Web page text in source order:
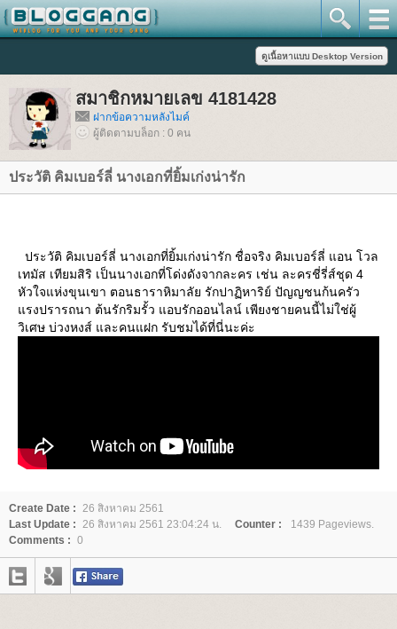
สมาชิกหมายเลข 4181428
ฝากข้อความหลังไมค์
ผู้ติดตามบล็อก : 0 คน
ประวัติ คิมเบอร์ลี่ นางเอกที่ยิ้มเก่งน่ารัก
ประวัติ คิมเบอร์ลี่ นางเอกที่ยิ้มเก่งน่ารัก ชื่อจริง คิมเบอร์ลี่ แอน โวล
เทมัส เทียมสิริ เป็นนางเอกที่โด่งดังจากละคร เช่น ละครชี่รี่ส์ชุด 4
หัวใจแห่งขุนเขา ตอนธาราหิมาลัย รักปาฏิหาริย์ ปัญญชนก้นครัว
รงปรารถนา ต้นรักริมรั้ว แอบรักออนไลน์ เพียงชายคนนี้ไม่ใช่ผู้
วิเศษ บ่วงหงส์ และคนแฝก รับชมได้ที่นี่นะค่ะ
Create Date : 26 สิงหาคม 2561
Last Update : 26 สิงหาคม 2561 23:04:24 น. Counter :
1439 Pageviews.
Comments : 0